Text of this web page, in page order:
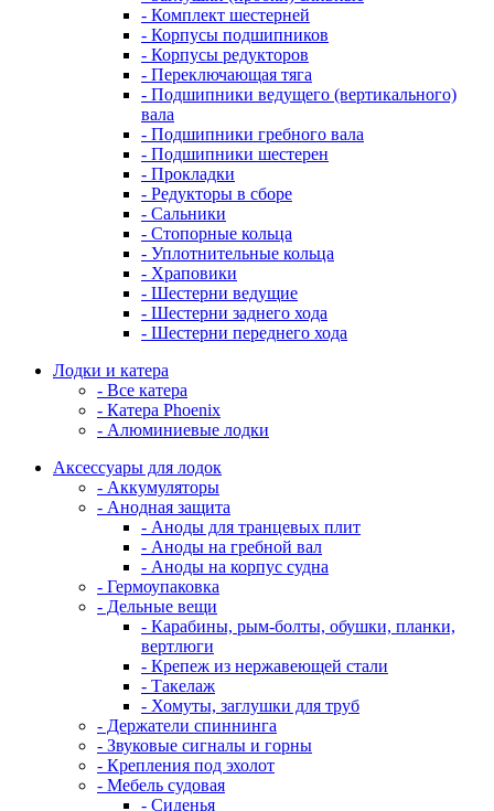
- Комплект шестерней
- Корпусы подшипников
- Корпусы редукторов
- Переключающая тяга
- Подшипники ведущего (вертикального)
вала
- Подшипники гребного вала
- Подшипники шестерен
- Прокладки
- Редукторы в сборе
- Сальники
- Стопорные кольца
- Уплотнительные кольца
- Храповики
- Шестерни ведущие
- Шестерни заднего хода
- Шестерни переднего хода
Лодки и катера
- Все катера
- Катера Phoenix
- Алюминиевые лодки
Аксессуары для лодок
- Аккумуляторы
- Анодная защита
- Аноды для транцевых плит
- Аноды на гребной вал
- Аноды на корпус судна
- Гермоупаковка
- Дельные вещи
- Карабины, рым-болты, обушки, планки,
вертлюги
- Крепеж из нержавеющей стали
- Такелаж
- Хомуты, заглушки для труб
- Держатели спиннинга
- Звуковые сигналы и горны
- Крепления под эхолот
- Мебель судовая
- Сиденья